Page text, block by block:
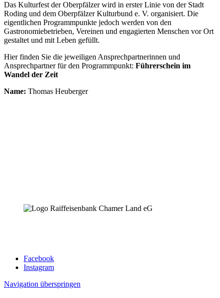
Das Kulturfest der Oberpfälzer wird in erster Linie von der Stadt
Roding und dem Oberpfälzer Kulturbund e. V. organisiert. Die
eigentlichen Programmpunkte jedoch werden von den
Gastronomiebetrieben, Vereinen und engagierten Menschen vor Ort
gestaltet und mit Leben gefüllt.
Hier finden Sie die jeweiligen Ansprechpartnerinnen und
Ansprechpartner für den Programmpunkt: Führerschein im
Wandel der Zeit
Name: Thomas Heuberger
Facebook
Instagram
Navigation überspringen